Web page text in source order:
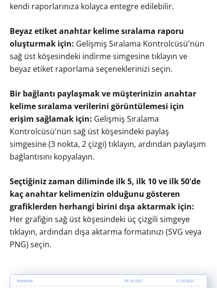
kendi raporlarınıza kolayca entegre edilebilir.
Beyaz etiket anahtar kelime sıralama raporu
oluşturmak için: Gelişmiş Sıralama Kontrolcüsü'nün
sağ üst köşesindeki indirme simgesine tıklayın ve
beyaz etiket raporlama seçeneklerinizi seçin.
Bir bağlantı paylaşmak ve müşterinizin anahtar
kelime sıralama verilerini görüntülemesi için
erişim sağlamak için: Gelişmiş Sıralama
Kontrolcüsü'nün sağ üst köşesindeki paylaş
simgesine (3 nokta, 2 çizgi) tıklayın, ardından paylaşım
bağlantısını kopyalayın.
Seçtiğiniz zaman diliminde ilk 5, ilk 10 ve ilk 50'de
kaç anahtar kelimenizin olduğunu gösteren
grafiklerden herhangi birini dışa aktarmak için:
Her grafiğin sağ üst köşesindeki üç çizgili simgeye
tıklayın, ardından dışa aktarma formatınızı (SVG veya
PNG) seçin.